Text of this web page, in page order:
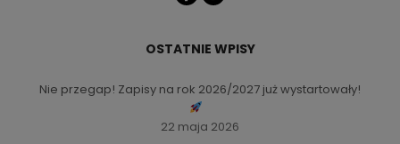
OSTATNIE WPISY
Nie przegap! Zapisy na rok 2026/2027 już wystartowały!
22 maja 2026